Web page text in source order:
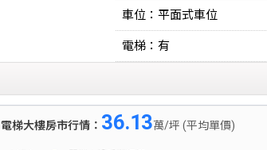
車位：平面式車位
電梯：有
電梯大樓房市行情： 36.13萬/坪 (平均單價)